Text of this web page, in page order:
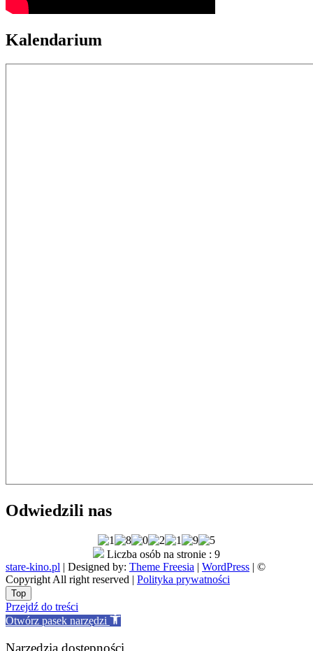
Kalendarium
Odwiedzili nas
Liczba osób na stronie : 9
stare-kino.pl | Designed by: Theme Freesia | WordPress | ©
Copyright All right reserved | Polityka prywatności
Go
to
top
Top
Przejdź do treści
Otwórz pasek narzędzi
Narzędzia dostępności